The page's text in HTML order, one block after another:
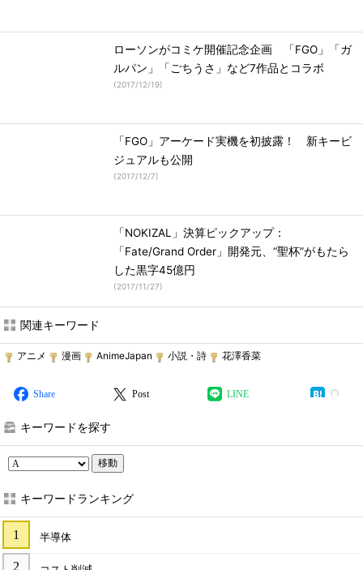
ローソンがコミケ開催記念企画 「FGO」「ガ
ルパン」「ごちうさ」など7作品とコラボ
(2017/12/19)
「FGO」アーケード実機を初披露！ 新キービ
ジュアルも公開
(2017/12/7)
「NOKIZAL」決算ピックアップ：
「Fate/Grand Order」開発元、“聖杯”がもたら
した黒字45億円
(2017/11/27)
関連キーワード
アニメ 漫画 AnimeJapan 小説・詩 花澤香菜
Share Post LINE
キーワードを探す
移動
キーワードランキング
半導体